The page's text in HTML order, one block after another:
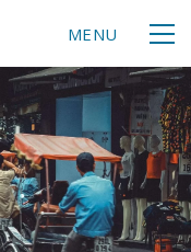
MENU